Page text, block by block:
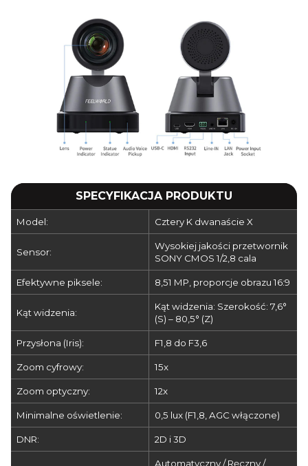
SPECYFIKACJA PRODUKTU
Model: Cztery K dwanaście X
Sensor:
Wysokiej jakości przetwornik
SONY CMOS 1/2,8 cala
Efektywne piksele: 8,51 MP, proporcje obrazu 16:9
Kąt widzenia:
Kąt widzenia: Szerokość: 7,6°
(S) – 80,5° (Z)
Przysłona (Iris): F1,8 do F3,6
Zoom cyfrowy: 15x
Zoom optyczny: 12x
Minimalne oświetlenie: 0,5 lux (F1,8, AGC włączone)
DNR: 2D i 3D
Automatyczny / Ręczny /